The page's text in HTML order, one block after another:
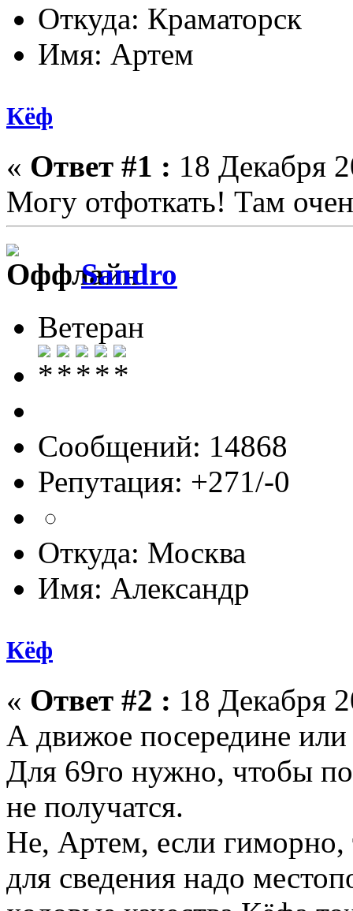
Откуда: Краматорск
Имя: Артем
Кёф
« Ответ #1 : 18 Декабря
Могу отфоткать! Там
Sandro
Ветеран
Сообщений: 14868
Репутация: +271/-0
Откуда: Москва
Имя: Александр
Кёф
« Ответ #2 : 18 Декабря
А движое посередине или
Для 69го нужно, чтобы
не получатся.
Не, Артем, если гиморно,
для сведения надо